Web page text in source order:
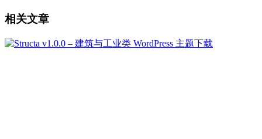
相关文章